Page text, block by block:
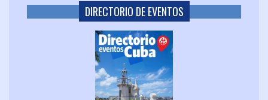
DIRECTORIO DE EVENTOS